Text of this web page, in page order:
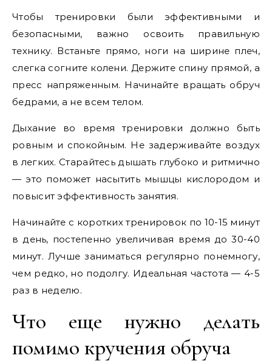
Чтобы тренировки были эффективными и
безопасными, важно освоить правильную
технику. Встаньте прямо, ноги на ширине плеч,
слегка согните колени. Держите спину прямой, а
пресс напряженным. Начинайте вращать обруч
бедрами, а не всем телом.
Дыхание во время тренировки должно быть
ровным и спокойным. Не задерживайте воздух
в легких. Старайтесь дышать глубоко и ритмично
— это поможет насытить мышцы кислородом и
повысит эффективность занятия.
Начинайте с коротких тренировок по 10-15 минут
в день, постепенно увеличивая время до 30-40
минут. Лучше заниматься регулярно понемногу,
чем редко, но подолгу. Идеальная частота — 4-5
раз в неделю.
Что еще нужно делать
помимо кручения обруча